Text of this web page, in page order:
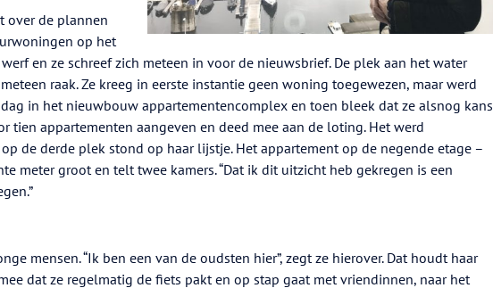
over de plannen
op het
en ze schreef zich meteen in voor de nieuwsbrief. De plek aan het water
raak. Ze kreeg in eerste instantie geen woning toegewezen, maar werd
in het nieuwbouw appartementencomplex en toen bleek dat ze alsnog kans
tien appartementen aangeven en deed mee aan de loting. Het werd
de derde plek stond op haar lijstje. Het appartement op de negende etage –
meter groot en telt twee kamers. “Dat ik dit uitzicht heb gekregen is een
mensen. “Ik ben een van de oudsten hier”, zegt ze hierover. Dat houdt haar
dat ze regelmatig de fiets pakt en op stap gaat met vriendinnen, naar het